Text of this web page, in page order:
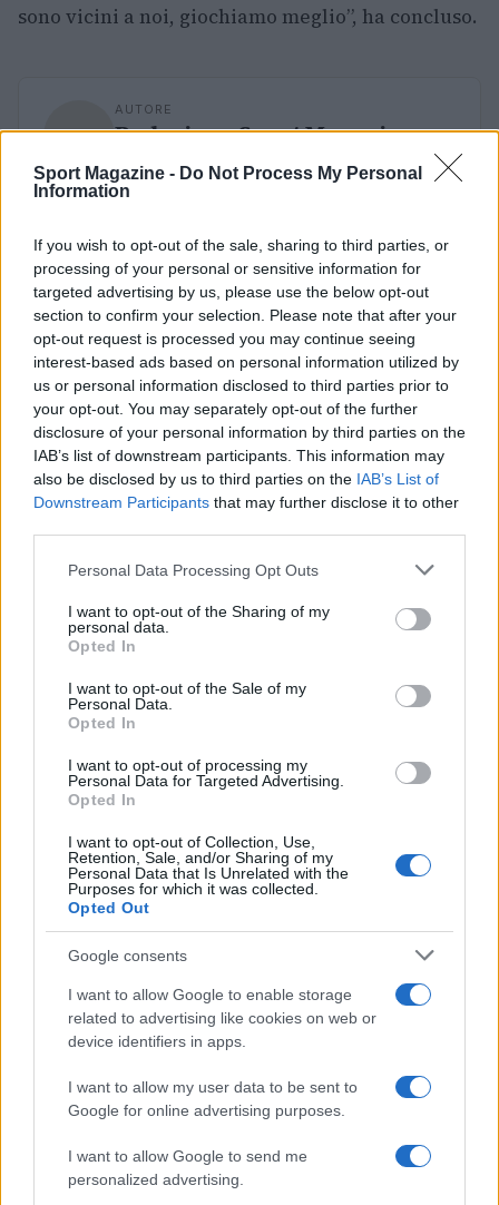
Sport Magazine - Do Not Process My Personal
Information
If you wish to opt-out of the sale, sharing to third parties, or
processing of your personal or sensitive information for
targeted advertising by us, please use the below opt-out
section to confirm your selection. Please note that after your
opt-out request is processed you may continue seeing
interest-based ads based on personal information utilized by
us or personal information disclosed to third parties prior to
your opt-out. You may separately opt-out of the further
disclosure of your personal information by third parties on the
IAB’s list of downstream participants. This information may
also be disclosed by us to third parties on the IAB’s List of
Downstream Participants that may further disclose it to other
Please note that this website/app uses one or more Google
not limited to your visit or usage behaviour. You may click to
grant or deny consent to Google and its third-party tags to
use your data for below specified purposes in below Google
consent section.
Personal Data Processing Opt Outs
I want to opt-out of the Sharing of my
personal data.
Opted In
I want to opt-out of the Sale of my
Personal Data.
Opted In
I want to opt-out of processing my
Personal Data for Targeted Advertising.
Opted In
I want to opt-out of Collection, Use,
Retention, Sale, and/or Sharing of my
Personal Data that Is Unrelated with the
Purposes for which it was collected.
Opted Out
Google consents
I want to allow Google to enable storage
related to advertising like cookies on web or
device identifiers in apps.
I want to allow my user data to be sent to
Google for online advertising purposes.
I want to allow Google to send me
personalized advertising.
sono vicini a noi, giochiamo meglio”, ha concluso.
AUTORE
Redazione Sport Magazine
Continua a leggere
NOTIZIE
Scoperte carcasse di moto e motori in container
destinati al Senegal